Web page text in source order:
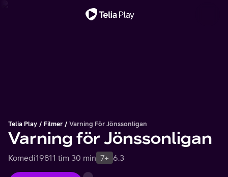
Telia Play Filmer Varning För Jönssonligan
Varning för Jönssonligan
Komedi19811 tim 30 min 7+ 6.3